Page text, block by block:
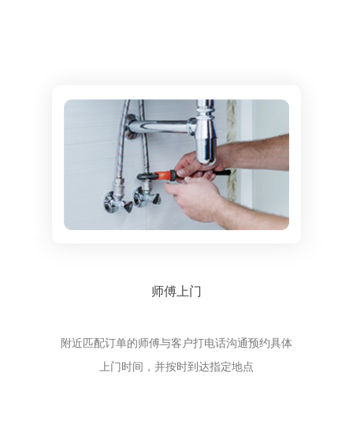
师傅上门
附近匹配订单的师傅与客户打电话沟通预约具体
上门时间，并按时到达指定地点